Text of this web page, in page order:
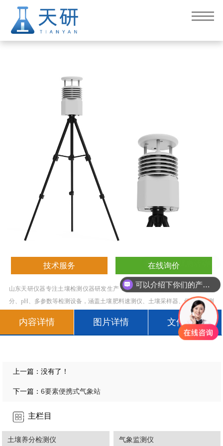
5要素便携式气象站
技术服务 在线询价
山东天研仪器专注土壤检测仪器研发生产 10 年，提供土壤养分、重金属、盐
分、pH、多参数等检测设备，涵盖土壤肥料速测仪、土壤采样器、便携式检测
仪等，支持定制与测土配方，服务农业、检测、科研等领域，源头厂家品质保
障。欢迎致电！400-8567-017
内容详情 图片详情 文件下载
上一篇：没有了！
下一篇：6要素便携式气象站
主栏目
土壤养分检测仪 气象监测仪
可以介绍下你们的产品么
现在有优惠活动吗